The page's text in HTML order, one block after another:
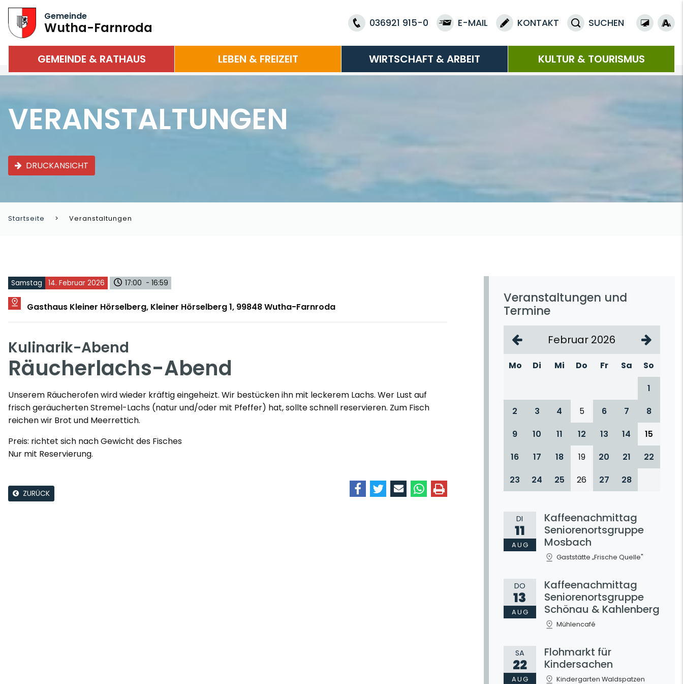
Gemeinde
Wutha-Farnroda 036921 915-0 E-MAIL KONTAKT SUCHEN
GEMEINDE & RATHAUS LEBEN & FREIZEIT WIRTSCHAFT & ARBEIT KULTUR & TOURISMUS
VERANSTALTUNGEN
DRUCKANSICHT
Startseite Veranstaltungen
Samstag 14. Februar 2026 17:00 - 16:59
Gasthaus Kleiner Hörselberg, Kleiner Hörselberg 1, 99848 Wutha-Farnroda
Kulinarik-Abend
Räucherlachs-Abend
Unserem Räucherofen wird wieder kräftig eingeheizt. Wir bestücken ihn mit leckerem Lachs. Wer Lust auf
frisch geräucherten Stremel-Lachs (natur und/oder mit Pfeffer) hat, sollte schnell reservieren. Zum Fisch
reichen wir Brot und Meerrettich.
Preis: richtet sich nach Gewicht des Fisches
Nur mit Reservierung.
ZURÜCK
Veranstaltungen und
Termine
Februar 2026
Mo Di Mi Do Fr Sa
So
1
2
3 4 5 6 7
8
9
10 11 12 13 14
15
16
17 18 19 20 21
22
23
24 25 26 27 28
DI
11
AUG
Kaffeenachmittag
Seniorenortsgruppe
Mosbach
Gaststätte „Frische Quelle"
DO
13
AUG
Kaffeenachmittag
Seniorenortsgruppe
Schönau & Kahlenberg
Mühlencafé
SA
22
AUG
Flohmarkt für
Kindersachen
Kindergarten Waldspatzen